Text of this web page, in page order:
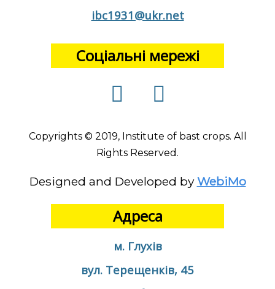
ibc1931@ukr.net
Соціальні мережі
Copyrights © 2019, Institute of bast crops. All
Rights Reserved.
Designed and Developed by WebiMo
Адреса
м. Глухів
вул. Терещенків, 45